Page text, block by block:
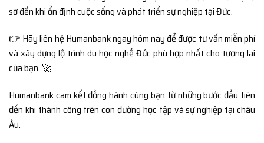
sơ đến khi ổn định cuộc sống và phát triển sự nghiệp tại Đức.
👉 Hãy liên hệ Humanbank ngay hôm nay để được tư vấn miễn phí
và xây dựng lộ trình du học nghề Đức phù hợp nhất cho tương lai
của bạn. 🚀
Humanbank cam kết đồng hành cùng bạn từ những bước đầu tiên
đến khi thành công trên con đường học tập và sự nghiệp tại châu
Âu.